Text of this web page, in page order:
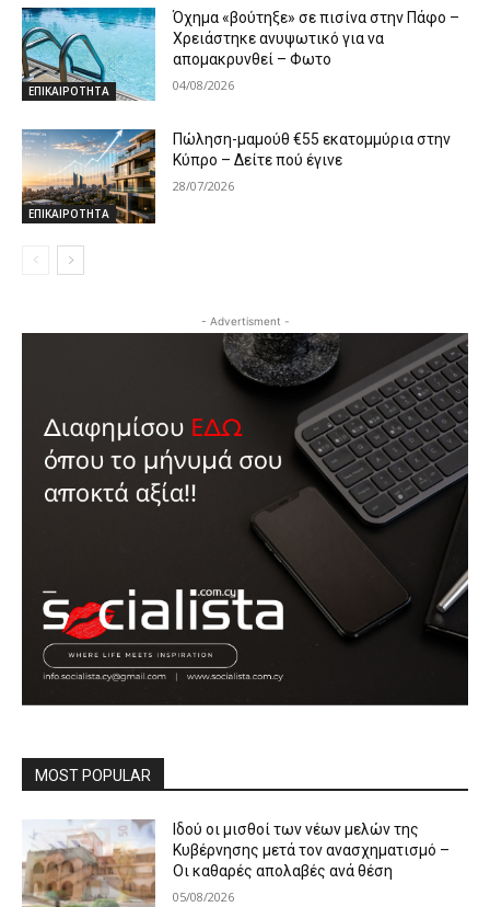
ΕΠΙΚΑΙΡΟΤΗΤΑ
Όχημα «βούτηξε» σε πισίνα στην Πάφο –
Χρειάστηκε ανυψωτικό για να
απομακρυνθεί – Φωτο
04/08/2026
ΕΠΙΚΑΙΡΟΤΗΤΑ
Πώληση-μαμούθ €55 εκατομμύρια στην
Κύπρο – Δείτε πού έγινε
28/07/2026
- Advertisment -
MOST POPULAR
Ιδού οι μισθοί των νέων μελών της
Κυβέρνησης μετά τον ανασχηματισμό –
Οι καθαρές απολαβές ανά θέση
05/08/2026